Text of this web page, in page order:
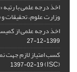
وزارت علوم، تحقیقات
اخذ درجه علمی از
1399-12-27
کسب امتیاز لازم جهت
(ISC)
1397-02-19